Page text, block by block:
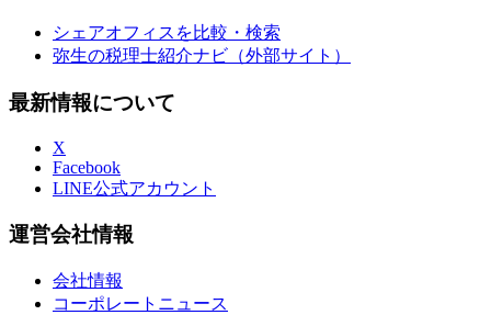
シェアオフィスを比較・検索
弥生の税理士紹介ナビ（外部サイト）
最新情報について
X
Facebook
LINE公式アカウント
運営会社情報
会社情報
コーポレートニュース